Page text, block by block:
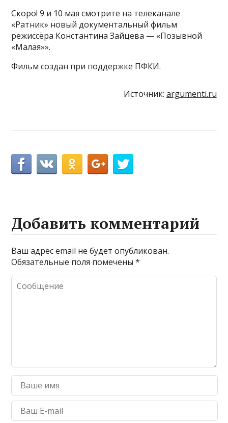
Скоро! 9 и 10 мая смотрите на телеканале
«Ратник» новый документальный фильм
режиссёра Константина Зайцева — «Позывной
«Малая»».
Фильм создан при поддержке ПФКИ.
Источник: argumenti.ru
Добавить комментарий
Ваш адрес email не будет опубликован.
Обязательные поля помечены*